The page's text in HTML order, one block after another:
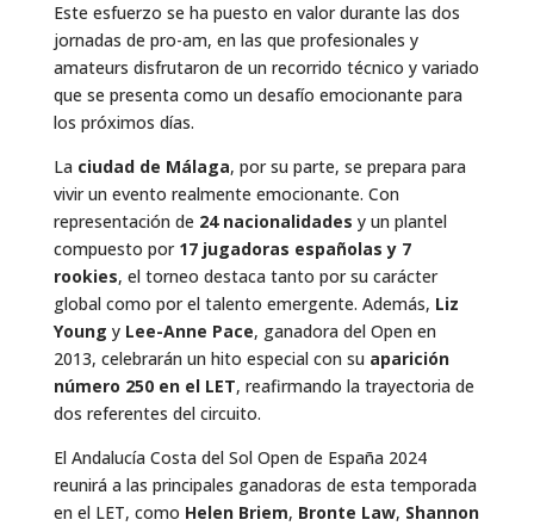
Este esfuerzo se ha puesto en valor durante las dos
jornadas de pro-am, en las que profesionales y
amateurs disfrutaron de un recorrido técnico y variado
que se presenta como un desafío emocionante para
los próximos días.
La ciudad de Málaga, por su parte, se prepara para
vivir un evento realmente emocionante. Con
representación de 24 nacionalidades y un plantel
compuesto por 17 jugadoras españolas y 7
rookies, el torneo destaca tanto por su carácter
global como por el talento emergente. Además, Liz
Young y Lee-Anne Pace, ganadora del Open en
2013, celebrarán un hito especial con su aparición
número 250 en el LET, reafirmando la trayectoria de
dos referentes del circuito.
El Andalucía Costa del Sol Open de España 2024
reunirá a las principales ganadoras de esta temporada
en el LET, como Helen Briem, Bronte Law, Shannon